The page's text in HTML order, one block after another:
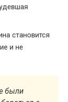
становится
и не
были